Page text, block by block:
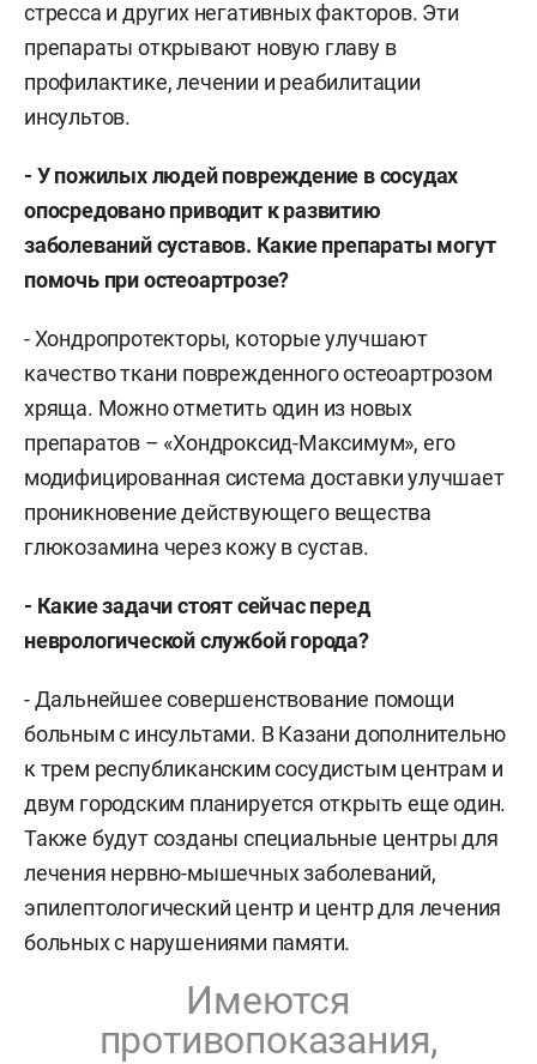
стресса и других негативных факторов. Эти
препараты открывают новую главу в
профилактике, лечении и реабилитации
инсультов.
- У пожилых людей повреждение в сосудах
опосредовано приводит к развитию
заболеваний суставов. Какие препараты могут
помочь при остеоартрозе?
- Хондропротекторы, которые улучшают
качество ткани поврежденного остеоартрозом
хряща. Можно отметить один из новых
препаратов – «Хондроксид-Максимум», его
модифицированная система доставки улучшает
проникновение действующего вещества
глюкозамина через кожу в сустав.
- Какие задачи стоят сейчас перед
неврологической службой города?
- Дальнейшее совершенствование помощи
больным с инсультами. В Казани дополнительно
к трем республиканским сосудистым центрам и
двум городским планируется открыть еще один.
Также будут созданы специальные центры для
лечения нервно-мышечных заболеваний,
эпилептологический центр и центр для лечения
больных с нарушениями памяти.
Имеются
противопоказания,